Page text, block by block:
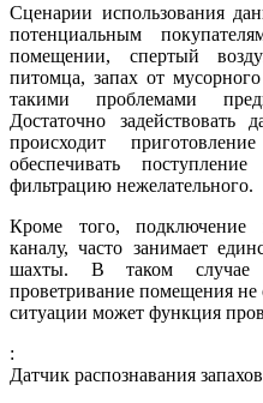
Сценарии использования
потенциальным
помещении, спертый
питомца, запах от
такими проблемами
Достаточно
происходит
обеспечивать
фильтрацию нежелательного.
Кроме того, подключение
каналу, часто занимает
шахты. В таком случае
проветривание помещения не
ситуации может функция
:
Датчик распознавания запахов